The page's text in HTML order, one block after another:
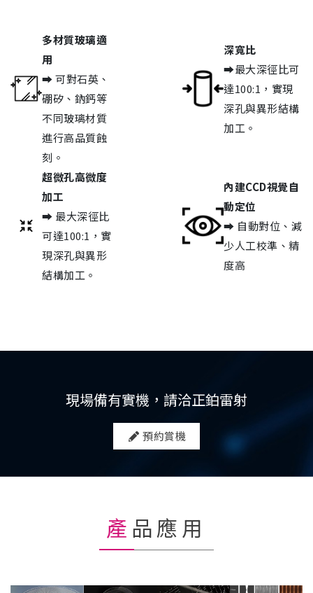
多材質玻璃適
用
➡ 可對石英、
硼矽、鈉鈣等
不同玻璃材質
進行高品質蝕
刻。
深寬比
➡最大深徑比可
達100:1，實現
深孔與異形結構
加工。
超微孔高微度
加工
➡ 最大深徑比
可達100:1，實
現深孔與異形
結構加工。
內建CCD視覺自
動定位
➡ 自動對位、減
少人工校準、精
度高
現場備有實機，請洽正鉑雷射
預約賞機
產品應用